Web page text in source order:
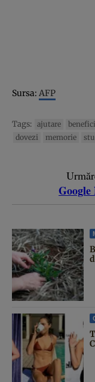
Sursa: AFP
Tags: ajutare
dovezi
memorie
Google